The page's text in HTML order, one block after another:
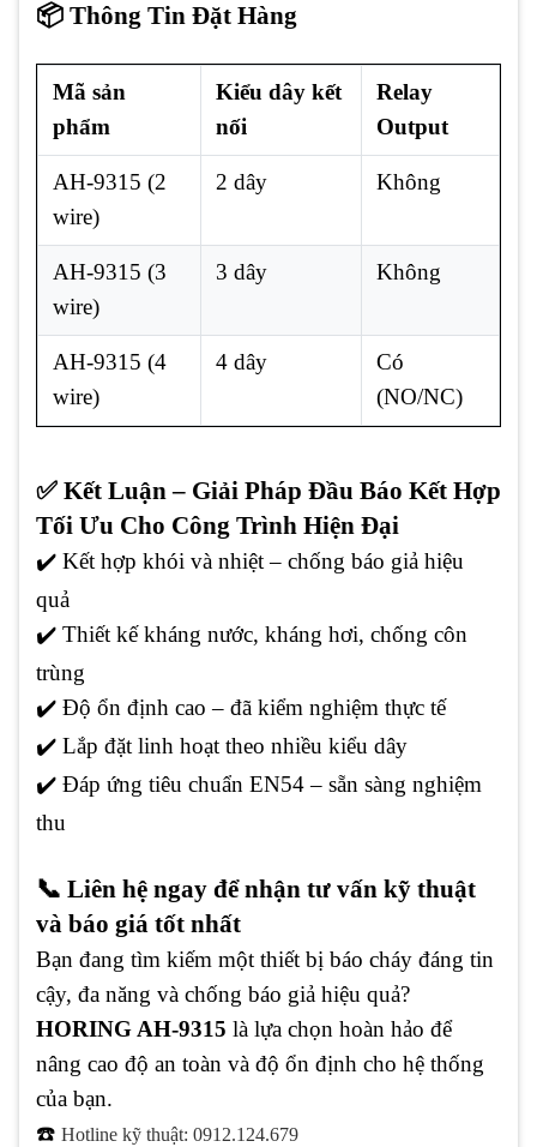
📦 Thông Tin Đặt Hàng
Mã sản
phẩm
Kiểu dây kết
nối
Relay
Output
AH-9315 (2
wire)
2 dây Không
AH-9315 (3
wire)
3 dây Không
AH-9315 (4
wire)
4 dây
Có
(NO/NC)
✅ Kết Luận – Giải Pháp Đầu Báo Kết Hợp
Tối Ưu Cho Công Trình Hiện Đại
✔️ Kết hợp khói và nhiệt – chống báo giả hiệu
quả
✔️ Thiết kế kháng nước, kháng hơi, chống côn
trùng
✔️ Độ ổn định cao – đã kiểm nghiệm thực tế
✔️ Lắp đặt linh hoạt theo nhiều kiểu dây
✔️ Đáp ứng tiêu chuẩn EN54 – sẵn sàng nghiệm
thu
📞 Liên hệ ngay để nhận tư vấn kỹ thuật
và báo giá tốt nhất
Bạn đang tìm kiếm một thiết bị báo cháy đáng tin
cậy, đa năng và chống báo giả hiệu quả?
HORING AH-9315 là lựa chọn hoàn hảo để
nâng cao độ an toàn và độ ổn định cho hệ thống
của bạn.
☎️ Hotline kỹ thuật: 0912.124.679